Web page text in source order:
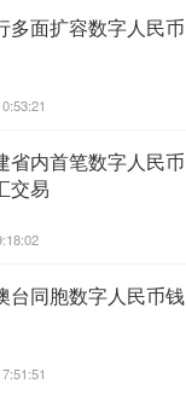
多面扩容数字人民币
省内首笔数字人民币
交易
台同胞数字人民币钱